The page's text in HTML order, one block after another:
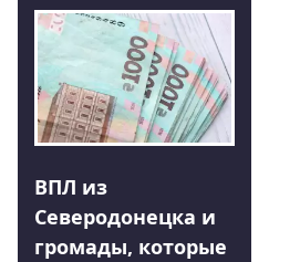
ВПЛ из
Северодонецка и
громады, которые